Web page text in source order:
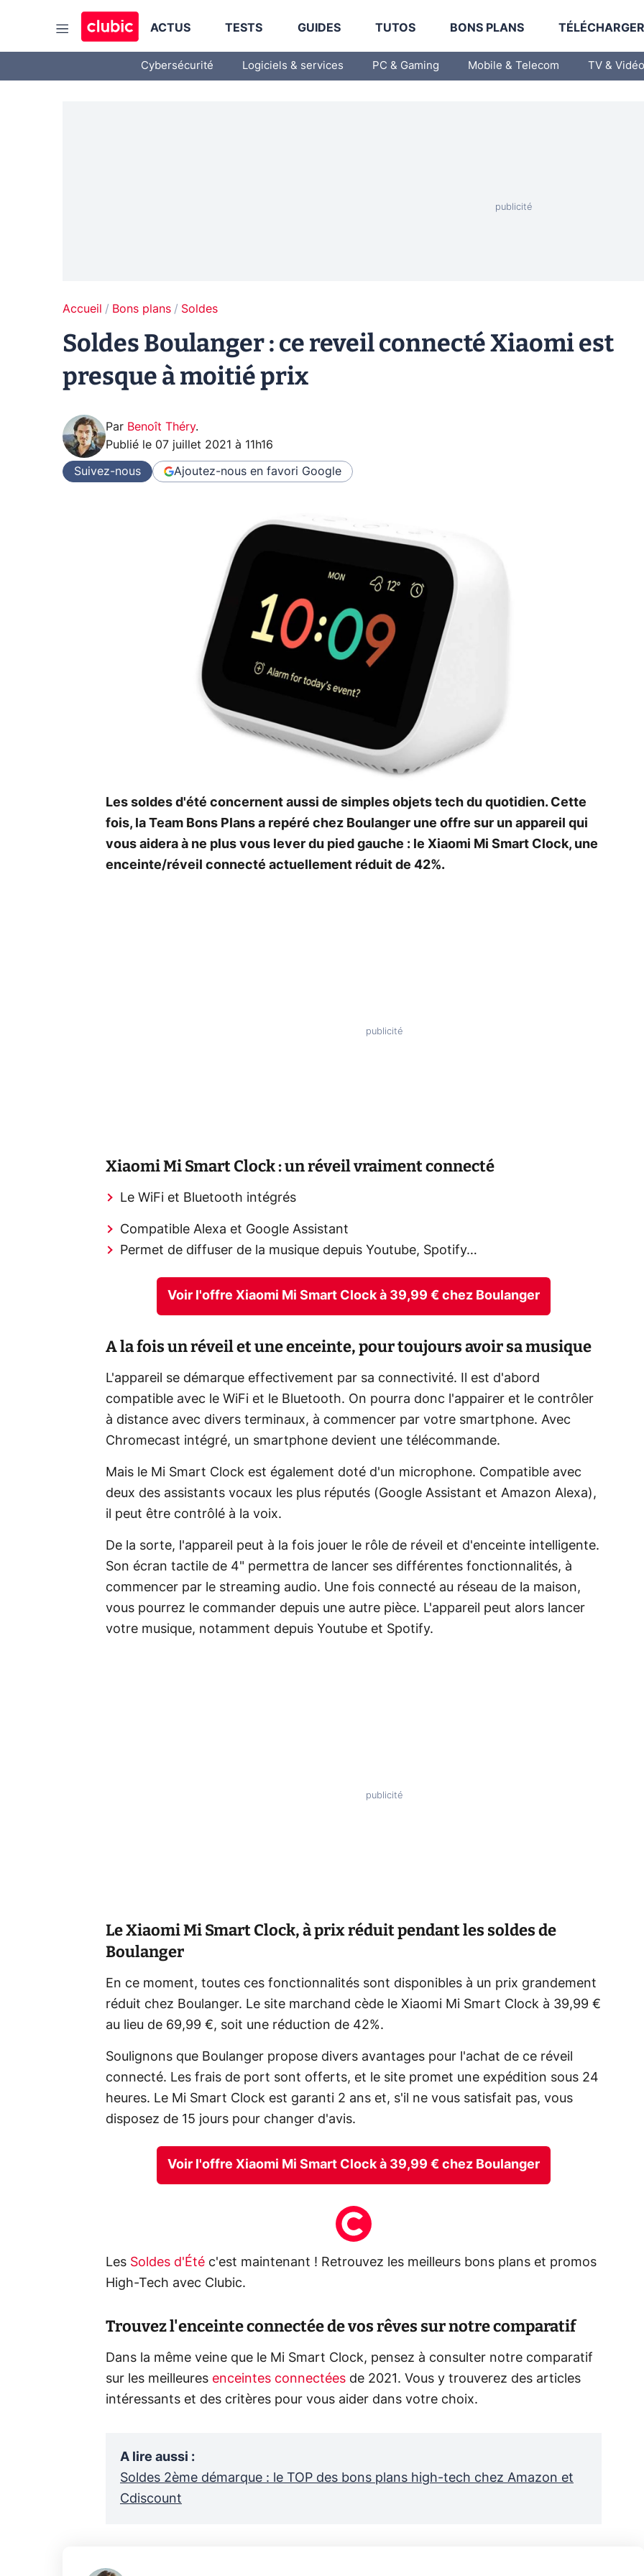
ACTUS TESTS GUIDES TUTOS BONS PLANS TÉLÉCHARGER
Cybersécurité Logiciels & services PC & Gaming Mobile & Telecom TV & Vidéo
Accueil Bons plans Soldes
Soldes Boulanger : ce reveil connecté Xiaomi est
presque à moitié prix
Par Benoît Théry.
Publié le 07 juillet 2021 à 11h16
Suivez-nous Ajoutez-nous en favori Google
Les soldes d'été concernent aussi de simples objets tech du quotidien. Cette
fois, la Team Bons Plans a repéré chez Boulanger une offre sur un appareil qui
vous aidera à ne plus vous lever du pied gauche : le Xiaomi Mi Smart Clock, une
enceinte/réveil connecté actuellement réduit de 42%.
Xiaomi Mi Smart Clock : un réveil vraiment connecté
Le WiFi et Bluetooth intégrés
Compatible Alexa et Google Assistant
Permet de diffuser de la musique depuis Youtube, Spotify…
Voir l'offre Xiaomi Mi Smart Clock à 39,99 € chez Boulanger
A la fois un réveil et une enceinte, pour toujours avoir sa musique
L'appareil se démarque effectivement par sa connectivité. Il est d'abord
compatible avec le WiFi et le Bluetooth. On pourra donc l'appairer et le contrôler
à distance avec divers terminaux, à commencer par votre smartphone. Avec
Chromecast intégré, un smartphone devient une télécommande.
Mais le Mi Smart Clock est également doté d'un microphone. Compatible avec
deux des assistants vocaux les plus réputés (Google Assistant et Amazon Alexa),
il peut être contrôlé à la voix.
De la sorte, l'appareil peut à la fois jouer le rôle de réveil et d'enceinte intelligente.
Son écran tactile de 4" permettra de lancer ses différentes fonctionnalités, à
commencer par le streaming audio. Une fois connecté au réseau de la maison,
vous pourrez le commander depuis une autre pièce. L'appareil peut alors lancer
votre musique, notamment depuis Youtube et Spotify.
Le Xiaomi Mi Smart Clock, à prix réduit pendant les soldes de
Boulanger
En ce moment, toutes ces fonctionnalités sont disponibles à un prix grandement
réduit chez Boulanger. Le site marchand cède le Xiaomi Mi Smart Clock à 39,99 €
au lieu de 69,99 €, soit une réduction de 42%.
Soulignons que Boulanger propose divers avantages pour l'achat de ce réveil
connecté. Les frais de port sont offerts, et le site promet une expédition sous 24
heures. Le Mi Smart Clock est garanti 2 ans et, s'il ne vous satisfait pas, vous
disposez de 15 jours pour changer d'avis.
Voir l'offre Xiaomi Mi Smart Clock à 39,99 € chez Boulanger
Les Soldes d'Été c'est maintenant ! Retrouvez les meilleurs bons plans et promos
High-Tech avec Clubic.
Trouvez l'enceinte connectée de vos rêves sur notre comparatif
Dans la même veine que le Mi Smart Clock, pensez à consulter notre comparatif
sur les meilleures enceintes connectées de 2021. Vous y trouverez des articles
intéressants et des critères pour vous aider dans votre choix.
A lire aussi :
Soldes 2ème démarque : le TOP des bons plans high-tech chez Amazon et
Cdiscount